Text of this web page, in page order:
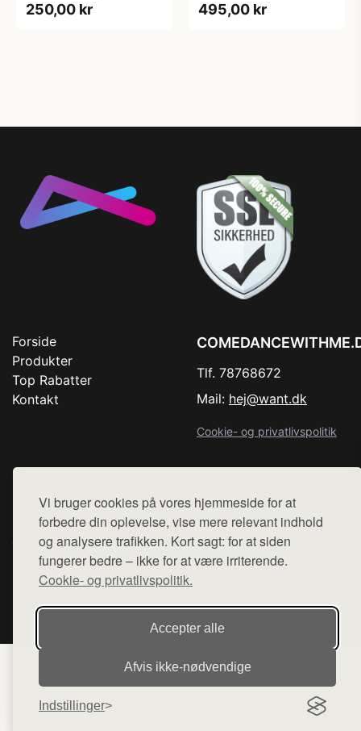
Vi bruger cookies på vores hjemmeside for at
forbedre din oplevelse, vise mere relevant indhold
og analysere trafikken. Kort sagt: for at siden
fungerer bedre – ikke for at være irriterende.
Cookie- og privatlivspolitik.
Accepter alle
Afvis ikke‑nødvendige
Indstillinger
250,00 kr 495,00 kr
Forside
Produkter
Top Rabatter
Kontakt
Tlf. 78768672
Mail: hej@want.dk
Cookie- og privatlivspolitik
Denne side er en del af want.dk, der udgiver en række
hjemmesider med præsentation af forskellige produkter fra
diverse webshops. Der sælges ikke varer fra denne side - vi
henviser til de shops, som sælger varen. Vi har heller ikke
varerne på lager.
© 2026 comedancewithme.dk. Alle rettigheder forbeholdes.